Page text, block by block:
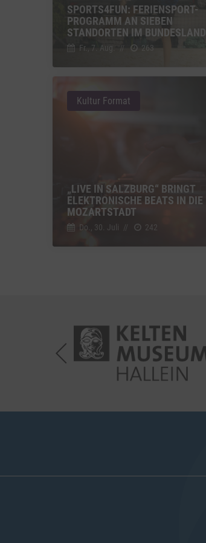
SPORTS4FUN: FERIENSPORT-
PROGRAMM AN SIEBEN
STANDORTEN IM BUNDESLAND
Fr., 7. Aug. // 263
„LIVE IN SALZBURG“ BRINGT
ELEKTRONISCHE BEATS IN DIE
MOZARTSTADT
Do., 30. Juli // 242
Kultur Format